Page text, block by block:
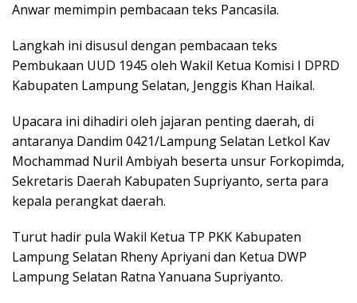
Anwar memimpin pembacaan teks Pancasila.
Langkah ini disusul dengan pembacaan teks
Pembukaan UUD 1945 oleh Wakil Ketua Komisi I DPRD
Kabupaten Lampung Selatan, Jenggis Khan Haikal.
Upacara ini dihadiri oleh jajaran penting daerah, di
antaranya Dandim 0421/Lampung Selatan Letkol Kav
Mochammad Nuril Ambiyah beserta unsur Forkopimda,
Sekretaris Daerah Kabupaten Supriyanto, serta para
kepala perangkat daerah.
Turut hadir pula Wakil Ketua TP PKK Kabupaten
Lampung Selatan Rheny Apriyani dan Ketua DWP
Lampung Selatan Ratna Yanuana Supriyanto.